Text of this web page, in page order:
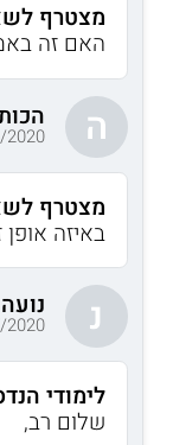
מצטרף
האם זה
ה 2020
מצטרף
באיזה
נ 2020
לימודי
שלום רב,